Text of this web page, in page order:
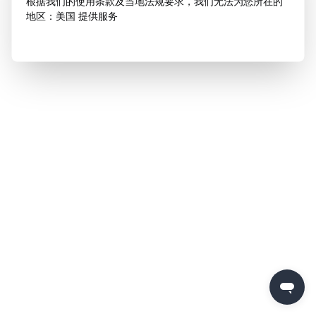
地区：美国 提供服务